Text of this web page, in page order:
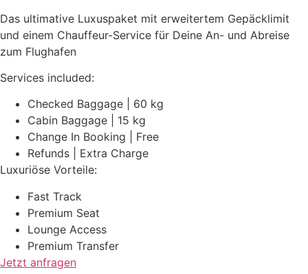
Das ultimative Luxuspaket mit erweitertem Gepäcklimit
und einem Chauffeur-Service für Deine An- und Abreise
zum Flughafen
Services included:
Checked Baggage | 60 kg
Cabin Baggage | 15 kg
Change In Booking | Free
Refunds | Extra Charge
Luxuriöse Vorteile:
Fast Track
Premium Seat
Lounge Access
Premium Transfer
Jetzt anfragen